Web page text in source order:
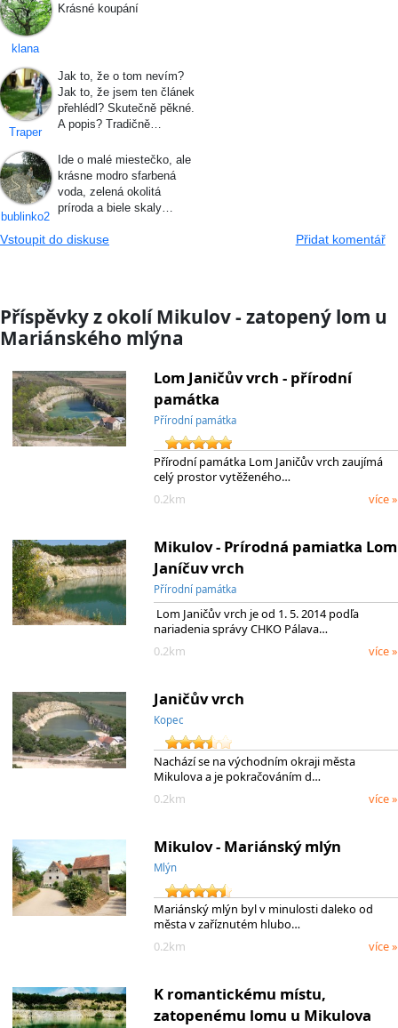
klana
Krásné koupání
Traper
Jak to, že o tom nevím?
Jak to, že jsem ten článek
přehlédl? Skutečně pěkné.
A popis? Tradičně…
bublinko2
Ide o malé miestečko, ale
krásne modro sfarbená
voda, zelená okolitá
príroda a biele skaly…
Vstoupit do diskuse Přidat komentář
Příspěvky z okolí Mikulov - zatopený lom u
Mariánského mlýna
Lom Janičův vrch - přírodní
památka
Přírodní památka
Přírodní památka Lom Janičův vrch zaujímá
celý prostor vytěženého…
0.2km
více »
Mikulov - Prírodná pamiatka Lom
Janíčuv vrch
Přírodní památka
Lom Janičův vrch je od 1. 5. 2014 podľa
nariadenia správy CHKO Pálava…
0.2km
více »
Janičův vrch
Kopec
Nachází se na východním okraji města
Mikulova a je pokračováním d…
0.2km
více »
Mikulov - Mariánský mlýn
Mlýn
Mariánský mlýn byl v minulosti daleko od
města v zaříznutém hlubo…
0.2km
více »
K romantickému místu,
zatopenému lomu u Mikulova